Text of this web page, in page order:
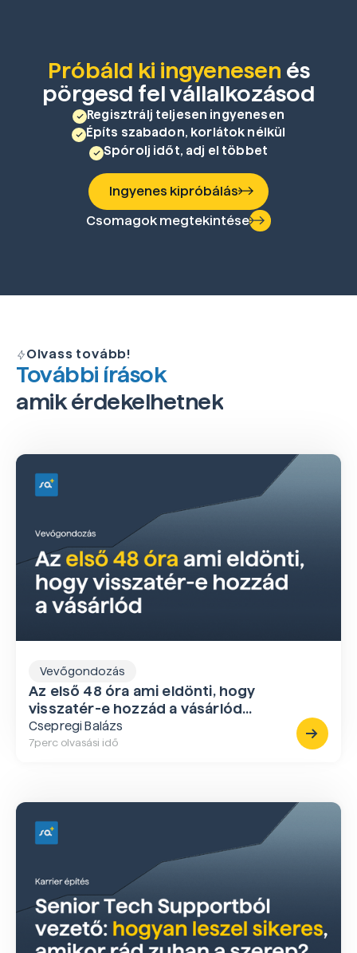
Próbáld ki ingyenesen és
pörgesd fel vállalkozásod
Regisztrálj teljesen ingyenesen
Építs szabadon, korlátok nélkül
Spórolj időt, adj el többet
Ingyenes kipróbálás
Csomagok megtekintése
Olvass tovább!
További írások
amik érdekelhetnek
Vevőgondozás
Az első 48 óra ami eldönti, hogy
visszatér-e hozzád a vásárlód...
Csepregi Balázs
7perc olvasási idő